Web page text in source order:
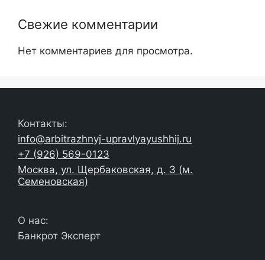
Свежие комментарии
Нет комментариев для просмотра.
Контакты:
info@arbitrazhnyj-upravlyayushhij.ru
+7 (926) 569-0123
Москва, ул. Щербаковская, д. 3 (м.
Семеновская)
О нас:
Банкрот Эксперт